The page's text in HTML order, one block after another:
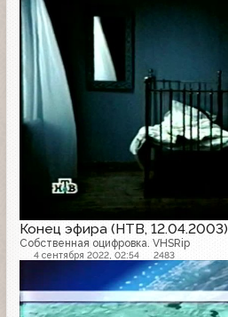
Конец эфира (НТВ, 12.04.2003)
Собственная оцифровка. VHSRip
4 сентября 2022, 02:54 2483